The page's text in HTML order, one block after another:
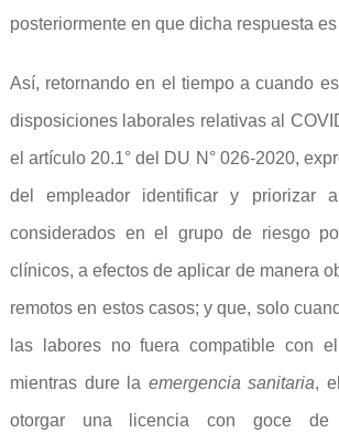
posteriormente en que dicha respuesta
Así, retornando en el tiempo a cuando
disposiciones laborales relativas al
el artículo 20.1° del DU N° 026-2020,
del empleador identificar y priorizar
considerados en el grupo de riesgo
clínicos, a efectos de aplicar de manera
remotos en estos casos; y que, solo
las labores no fuera compatible con
mientras dure la emergencia sanitaria,
otorgar una licencia con goce